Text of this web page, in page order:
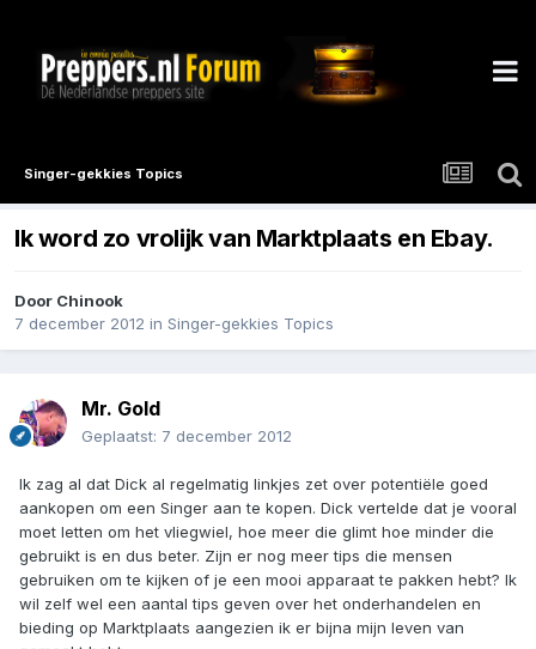
Singer-gekkies Topics
Ik word zo vrolijk van Marktplaats en Ebay.
Door Chinook
7 december 2012 in Singer-gekkies Topics
Mr. Gold
Geplaatst: 7 december 2012
Ik zag al dat Dick al regelmatig linkjes zet over potentiële goed
aankopen om een Singer aan te kopen. Dick vertelde dat je vooral
moet letten om het vliegwiel, hoe meer die glimt hoe minder die
gebruikt is en dus beter. Zijn er nog meer tips die mensen
gebruiken om te kijken of je een mooi apparaat te pakken hebt? Ik
wil zelf wel een aantal tips geven over het onderhandelen en
bieding op Marktplaats aangezien ik er bijna mijn leven van